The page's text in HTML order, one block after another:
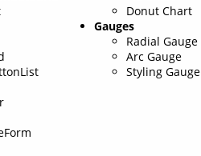
Donut Chart
Gauges
Radial Gauge
Arc Gauge
Styling Gauge